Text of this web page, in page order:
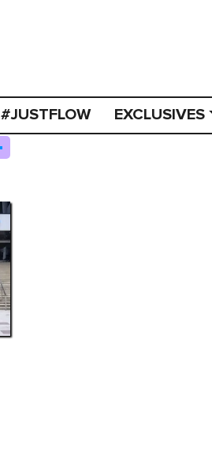
#JUSTFLOW EXCLUSIVES